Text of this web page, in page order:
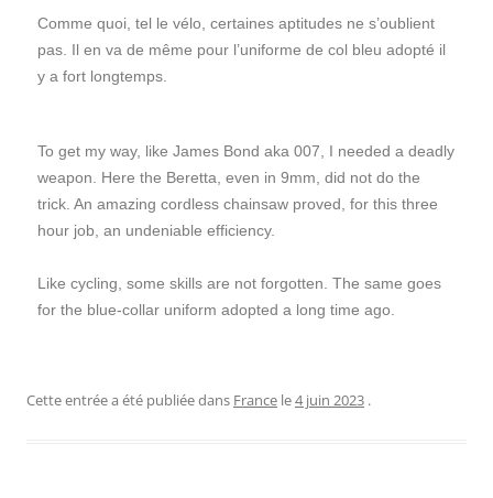
Comme quoi, tel le vélo, certaines aptitudes ne s’oublient
pas. Il en va de même pour l’uniforme de col bleu adopté il
y a fort longtemps.
To get my way, like James Bond aka 007, I needed a deadly
weapon. Here the Beretta, even in 9mm, did not do the
trick. An amazing cordless chainsaw proved, for this three
hour job, an undeniable efficiency.
Like cycling, some skills are not forgotten. The same goes
for the blue-collar uniform adopted a long time ago.
Cette entrée a été publiée dans France le4 juin 2023 .